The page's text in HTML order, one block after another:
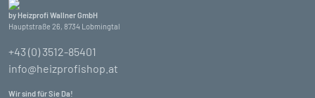
by Heizprofi Wallner GmbH
Hauptstraße 26, 8734 Lobmingtal
+43 (0) 3512-85401
info@heizprofishop.at
Wir sind für Sie Da!